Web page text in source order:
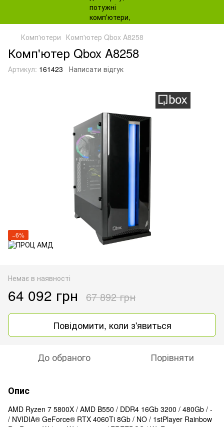
Комп'ютери Комп'ютер Qbox A8258
Комп'ютер Qbox A8258
Артикул: 161423 Написати відгук
−6%
Немає в наявності
64 092 грн 67 892 грн
Повідомити, коли з'явиться
До обраного Порівняти
Опис
AMD Ryzen 7 5800X / AMD B550 / DDR4 16Gb 3200 / 480Gb / -
/ NVIDIA® GeForce® RTX 4060Ti 8Gb / NO / 1stPlayer Rainbow